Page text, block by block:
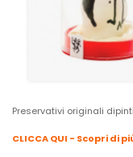
Preservativi originali
CLICCA QUI - Scopri di